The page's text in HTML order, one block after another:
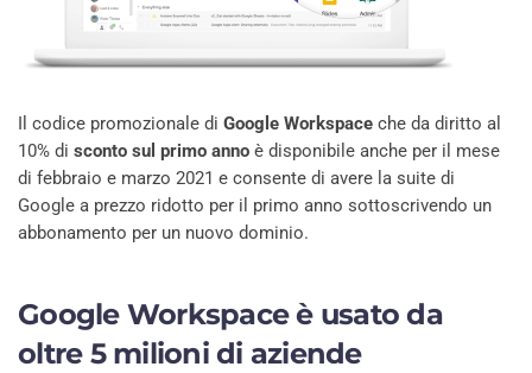
Il codice promozionale di Google Workspace che da diritto al
10% di sconto sul primo anno è disponibile anche per il mese
di febbraio e marzo 2021 e consente di avere la suite di
Google a prezzo ridotto per il primo anno sottoscrivendo un
abbonamento per un nuovo dominio.
Google Workspace è usato da
oltre 5 milioni di aziende